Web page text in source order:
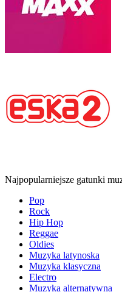
Najpopularniejsze gatunki
Pop
Rock
Hip Hop
Reggae
Oldies
Muzyka latynoska
Muzyka klasyczna
Electro
Muzyka alternatywna